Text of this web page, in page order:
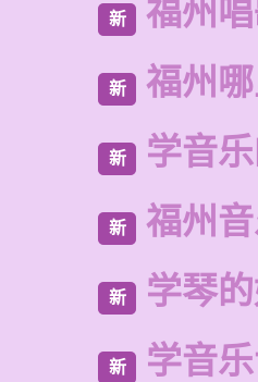
新 福州
新 福州
新 学音
新 福州
新 学琴
新 学音